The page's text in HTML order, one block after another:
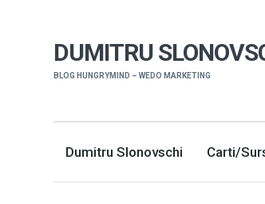
DUMITRU
BLOG HUNGRYMIND – WEDO MARKETING
Dumitru Slonovschi Carti/